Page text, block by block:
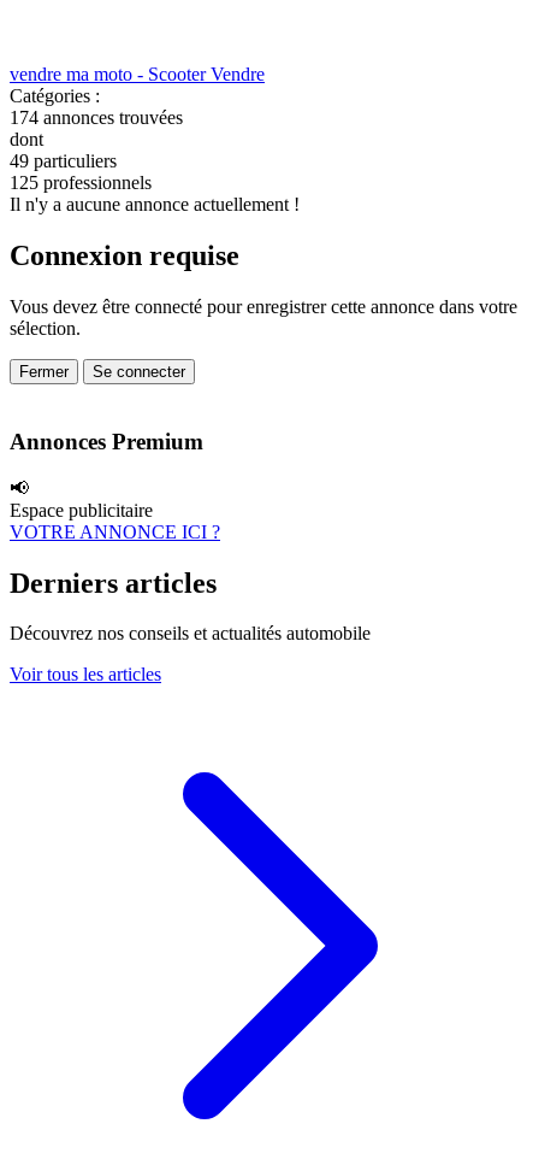
vendre ma moto - Scooter Vendre
Catégories :
174 annonces trouvées
dont
49 particuliers
125 professionnels
Il n'y a aucune annonce actuellement !
Connexion requise
Vous devez être connecté pour enregistrer cette annonce dans votre
sélection.
Fermer Se connecter
Annonces Premium
📢
Espace publicitaire
VOTRE ANNONCE ICI ?
Derniers articles
Découvrez nos conseils et actualités automobile
Voir tous les articles